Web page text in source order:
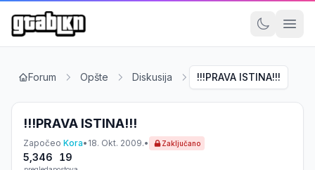
Forum Opšte Diskusija !!!PRAVA ISTINA!!!
!!!PRAVA ISTINA!!!
Započeo Kora• 18. Okt. 2009.• Zaključano
5,346 19